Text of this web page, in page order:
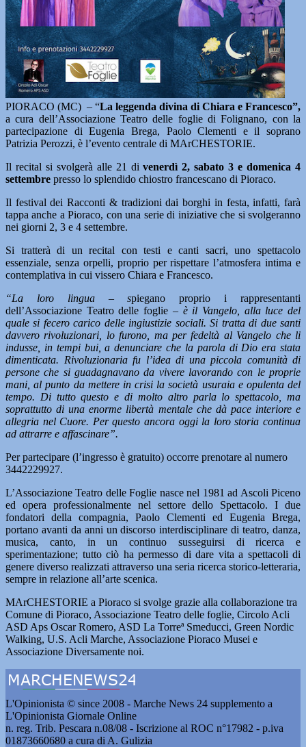
PIORACO (MC) – “La leggenda divina di Chiara e Francesco”,
a cura dell’Associazione Teatro delle foglie di Folignano, con la
partecipazione di Eugenia Brega, Paolo Clementi e il soprano
Patrizia Perozzi, è l’evento centrale di MArCHESTORIE.
Il recital si svolgerà alle 21 divenerdì 2, sabato 3 e domenica 4
settembre presso lo splendido chiostro francescano di Pioraco.
Il festival dei Racconti & tradizioni dai borghi in festa, infatti, farà
tappa anche a Pioraco, con una serie di iniziative che si svolgeranno
nei giorni 2, 3 e 4 settembre.
Si tratterà di un recital con testi e canti sacri, uno spettacolo
essenziale, senza orpelli, proprio per rispettare l’atmosfera intima e
contemplativa in cui vissero Chiara e Francesco.
“La loro lingua – spiegano proprio i rappresentanti
dell’Associazione Teatro delle foglie –è il Vangelo, alla luce del
quale si fecero carico delle ingiustizie sociali. Si tratta di due santi
davvero rivoluzionari, lo furono, ma per fedeltà al Vangelo che li
indusse, in tempi bui, a denunciare che la parola di Dio era stata
dimenticata. Rivoluzionaria fu l’idea di una piccola comunità di
persone che si guadagnavano da vivere lavorando con le proprie
mani, al punto da mettere in crisi la società usuraia e opulenta del
tempo. Di tutto questo e di molto altro parla lo spettacolo, ma
soprattutto di una enorme libertà mentale che dà pace interiore e
allegria nel Cuore. Per questo ancora oggi la loro storia continua
ad attrarre e affascinare”.
Per partecipare (l’ingresso è gratuito) occorre prenotare al numero
3442229927.
L’Associazione Teatro delle Foglie nasce nel 1981 ad Ascoli Piceno
ed opera professionalmente nel settore dello Spettacolo. I due
fondatori della compagnia, Paolo Clementi ed Eugenia Brega,
portano avanti da anni un discorso interdisciplinare di teatro, danza,
musica, canto, in un continuo susseguirsi di ricerca e
sperimentazione; tutto ciò ha permesso di dare vita a spettacoli di
genere diverso realizzati attraverso una seria ricerca storico-letteraria,
sempre in relazione all’arte scenica.
MArCHESTORIE a Pioraco si svolge grazie alla collaborazione tra
Comune di Pioraco, Associazione Teatro delle foglie, Circolo Acli
ASD Aps Oscar Romero, ASD La Torreª Smeducci, Green Nordic
Walking, U.S. Acli Marche, Associazione Pioraco Musei e
Associazione Diversamente noi.
L'Opinionista © since 2008 - Marche News 24 supplemento a
L'Opinionista Giornale Online
n. reg. Trib. Pescara n.08/08 - Iscrizione al ROC n°17982 - p.iva
01873660680 a cura di A. Gulizia